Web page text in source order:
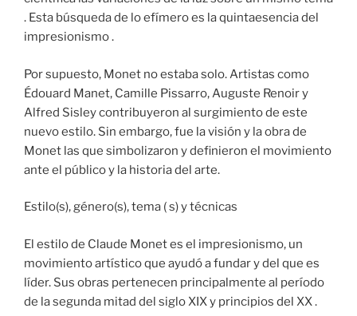
. Esta búsqueda de lo efímero es la quintaesencia del
impresionismo .
Por supuesto, Monet no estaba solo. Artistas como
Édouard Manet, Camille Pissarro, Auguste Renoir y
Alfred Sisley contribuyeron al surgimiento de este
nuevo estilo. Sin embargo, fue la visión y la obra de
Monet las que simbolizaron y definieron el movimiento
ante el público y la historia del arte.
Estilo(s), género(s), tema ( s) y técnicas
El estilo de Claude Monet es el impresionismo, un
movimiento artístico que ayudó a fundar y del que es
líder. Sus obras pertenecen principalmente al período
de la segunda mitad del siglo XIX y principios del XX .